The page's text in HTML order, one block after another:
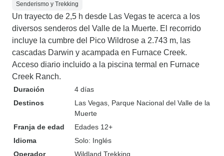
Senderismo y Trekking
Un trayecto de 2,5 h desde Las Vegas te acerca a los
diversos senderos del Valle de la Muerte. El recorrido
incluye la cumbre del Pico Wildrose a 2.743 m, las
cascadas Darwin y acampada en Furnace Creek.
Acceso diario incluido a la piscina termal en Furnace
Creek Ranch.
Duración
4 días
Destinos
Las Vegas , Parque Nacional del Valle de la
Muerte
Franja de edad
Edades 12+
Idioma
Solo: Inglés
Operador
Wildland Trekking